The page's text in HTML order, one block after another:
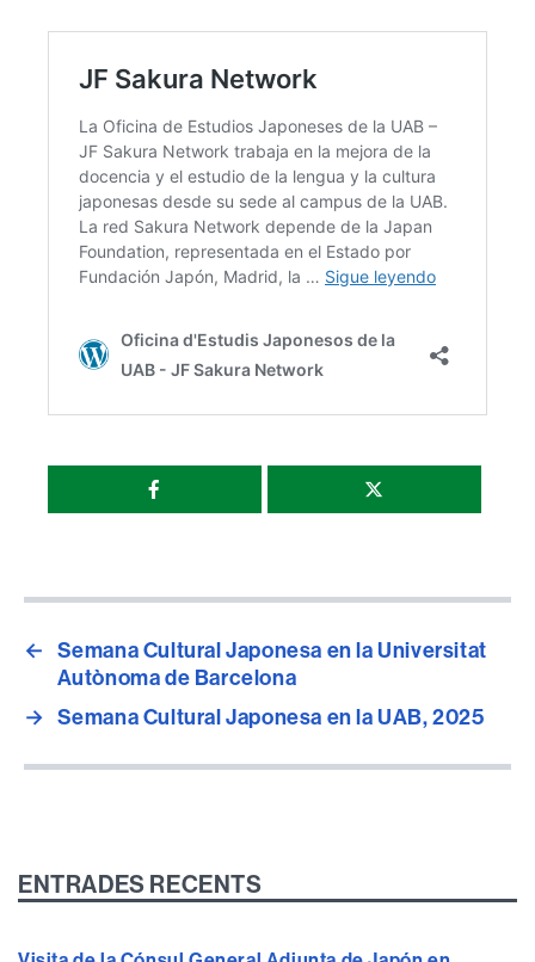
página
← Semana Cultural Japonesa en la Universitat
Autònoma de Barcelona
→ Semana Cultural Japonesa en la UAB, 2025
ENTRADES RECENTS